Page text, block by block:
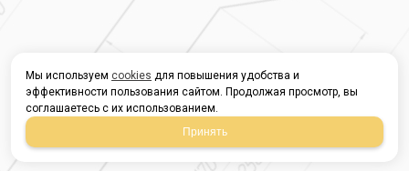
Мы используем cookies для повышения удобства и
эффективности пользования сайтом. Продолжая просмотр, вы
соглашаетесь с их использованием.
Принять